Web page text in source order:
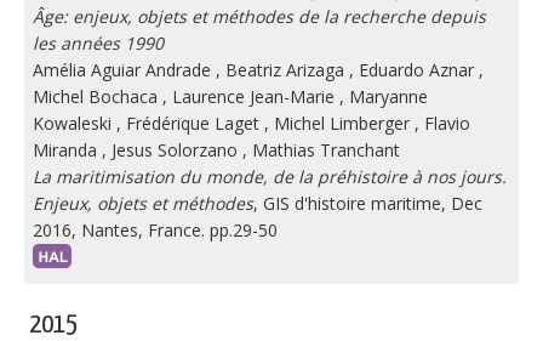
Âge: enjeux, objets et méthodes de la recherche depuis
les années 1990
Amélia Aguiar Andrade , Beatriz Arizaga , Eduardo Aznar ,
Michel Bochaca , Laurence Jean-Marie , Maryanne
Kowaleski , Frédérique Laget , Michel Limberger , Flavio
Miranda , Jesus Solorzano , Mathias Tranchant
La maritimisation du monde, de la préhistoire à nos jours.
Enjeux, objets et méthodes, GIS d'histoire maritime, Dec
2016, Nantes, France. pp.29-50
2015